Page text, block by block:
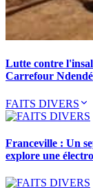
Lutte contre
Carrefour Ndendé
FAITS DIVERS
Franceville : Un
explore une